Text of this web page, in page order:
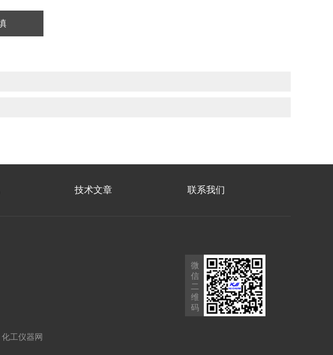
技术文章 联系我们
化工仪器网
微
信
二
维
码